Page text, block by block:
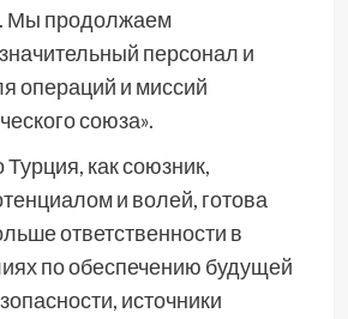
Мы продолжаем
персонал и
операций и миссий
союза».
как союзник,
и волей, готова
ответственности в
по обеспечению будущей
источники